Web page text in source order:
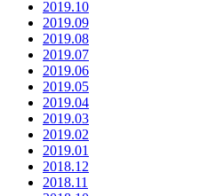
2019.10
2019.09
2019.08
2019.07
2019.06
2019.05
2019.04
2019.03
2019.02
2019.01
2018.12
2018.11